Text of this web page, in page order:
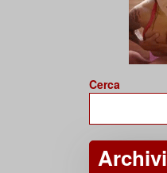
Cerca
Archivi